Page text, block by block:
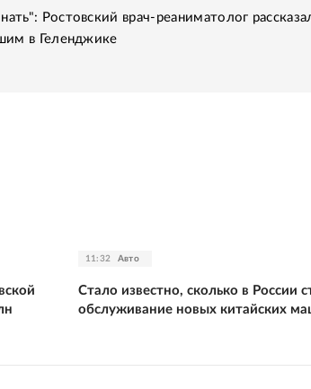
Ростовский врач-реаниматолог
в Геленджике
11:32 Авто
Стало известно, сколько в России
обслуживание новых китайских